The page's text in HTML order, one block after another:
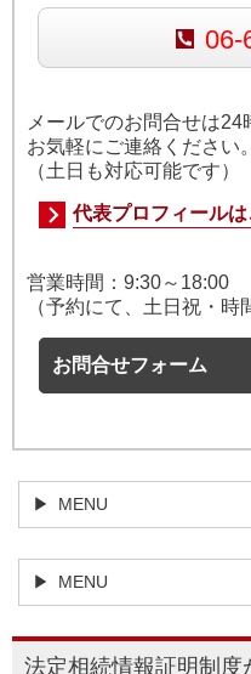
06-
メールでのお問合せは24
お気軽にご連絡ください。
（土日も対応可能です）
代表プロフィールは
営業時間： 9:30～18:00
（予約にて、土日祝・時
お問合せフォーム
MENU
MENU
法定相続情報証明制度